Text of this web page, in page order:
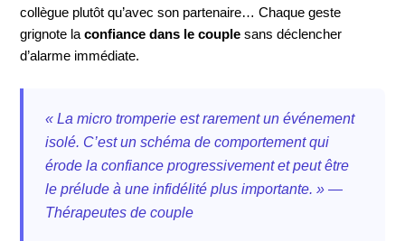
collègue plutôt qu’avec son partenaire… Chaque geste
grignote laconfiance dans le couple sans déclencher
d’alarme immédiate.
« La micro tromperie est rarement un événement
isolé. C’est un schéma de comportement qui
érode la confiance progressivement et peut être
le prélude à une infidélité plus importante. » —
Thérapeutes de couple